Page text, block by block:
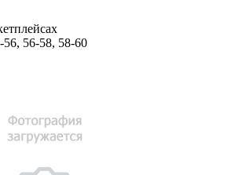
56, 56-58, 58-60